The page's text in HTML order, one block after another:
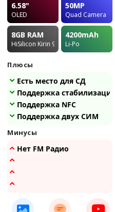
6.58"
OLED
50MP
Quad Camera
8GB RAM
HiSilicon Kirin 990 5G
4200mAh
Li-Po
Плюсы
Есть место для СД
Поддержка стабилизации
Поддержка NFC
Поддержка двух СИМ
Минусы
Нет FM Радио